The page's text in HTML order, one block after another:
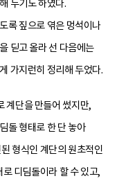
두기도 하였다.
록 짚으로 엮은 멍석이나
딛고 올라 선 다음에는
가지런히 정리해 두었다.
계단을 만들어 썼지만,
돌 형태로 한 단 놓아
형식인 계단의 원초적인
디딤돌이라 할 수 있고,